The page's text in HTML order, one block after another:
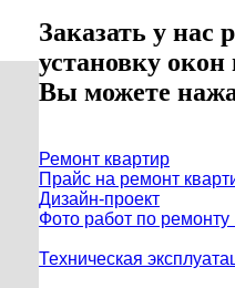
Заказать у нас
установку
Вы можете
Ремонт квартир
Прайс на ремонт
Дизайн-проект
Фото работ по ремонту
Техническая